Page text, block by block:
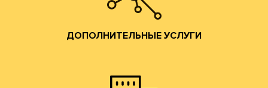
ДОПОЛНИТЕЛЬНЫЕ УСЛУГИ
Мы приглашаем действующих и потенциальных
привлекательные условия сотрудничества.
помощь по всем вопросам производства гофротары.